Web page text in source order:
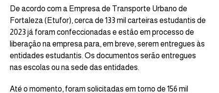
De acordo com a Empresa de Transporte Urbano de
Fortaleza (Etufor), cerca de 133 mil carteiras estudantis de
2023 já foram confeccionadas e estão em processo de
liberação na empresa para, em breve, serem entregues às
entidades estudantis. Os documentos serão entregues
nas escolas ou na sede das entidades.
Até o momento, foram solicitadas em torno de 156 mil